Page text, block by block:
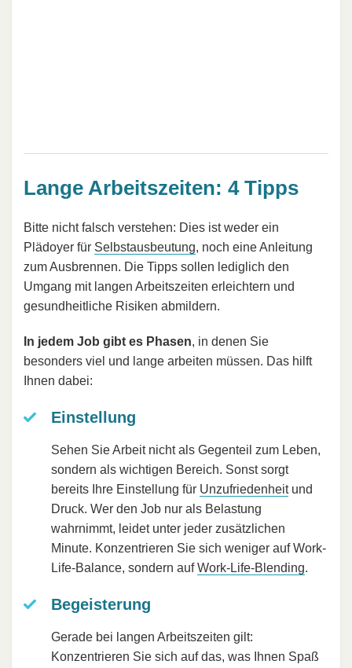
Lange Arbeitszeiten: 4 Tipps
Bitte nicht falsch verstehen: Dies ist weder ein
Plädoyer für Selbstausbeutung, noch eine Anleitung
zum Ausbrennen. Die Tipps sollen lediglich den
Umgang mit langen Arbeitszeiten erleichtern und
gesundheitliche Risiken abmildern.
In jedem Job gibt es Phasen, in denen Sie
besonders viel und lange arbeiten müssen. Das hilft
Ihnen dabei:
Einstellung
Sehen Sie Arbeit nicht als Gegenteil zum Leben,
sondern als wichtigen Bereich. Sonst sorgt
bereits Ihre Einstellung für Unzufriedenheitund
Druck. Wer den Job nur als Belastung
wahrnimmt, leidet unter jeder zusätzlichen
Minute. Konzentrieren Sie sich weniger auf Work-
Life-Balance, sondern aufWork-Life-Blending.
Begeisterung
Gerade bei langen Arbeitszeiten gilt:
Konzentrieren Sie sich auf das, was Ihnen Spaß